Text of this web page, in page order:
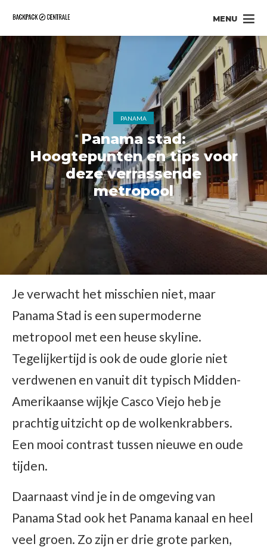
MENU
PANAMA
Panama stad:
Hoogtepunten en tips voor
deze verrassende
metropool
Je verwacht het misschien niet, maar
Panama Stad is een supermoderne
metropool met een heuse skyline.
Tegelijkertijd is ook de oude glorie niet
verdwenen en vanuit dit typisch Midden-
Amerikaanse wijkje Casco Viejo heb je
prachtig uitzicht op de wolkenkrabbers.
Een mooi contrast tussen nieuwe en oude
tijden.
Daarnaast vind je in de omgeving van
Panama Stad ook het Panama kanaal en heel
veel groen. Zo zijn er drie grote parken,